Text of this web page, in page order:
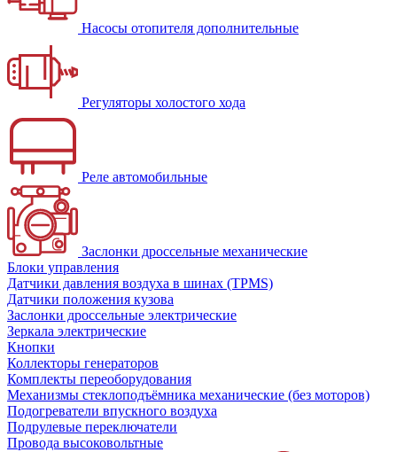
Насосы отопителя дополнительные
Регуляторы холостого хода
Реле автомобильные
Заслонки дроссельные механические
Блоки управления
Датчики давления воздуха в шинах (TPMS)
Датчики положения кузова
Заслонки дроссельные электрические
Зеркала электрические
Кнопки
Коллекторы генераторов
Комплекты переоборудования
Механизмы стеклоподъёмника механические (без моторов)
Подогреватели впускного воздуха
Подрулевые переключатели
Провода высоковольтные